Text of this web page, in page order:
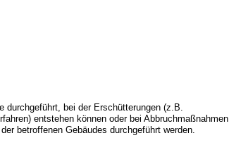
durchgeführt, bei der Erschütterungen (z.B.
entstehen können oder bei Abbruchmaßnahmen
betroffenen Gebäudes durchgeführt werden.